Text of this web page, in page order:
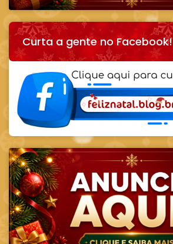
Curta a gente no Facebook!